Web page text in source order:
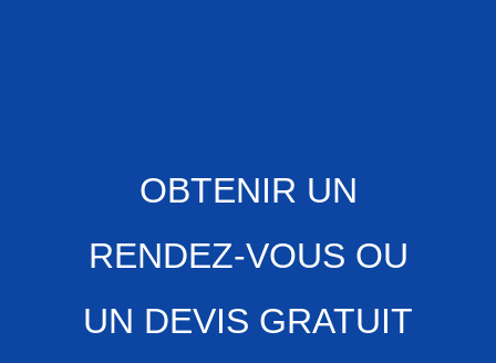
OBTENIR UN
RENDEZ-VOUS OU
UN DEVIS GRATUIT